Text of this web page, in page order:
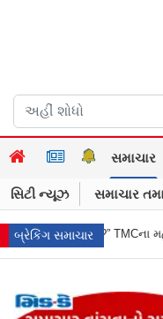
સમાચાર
સિટી ન્યૂઝ સમાચાર
બ્રેકિંગ સમાચાર
મોઇત્રાને સુપ્રીમ કોર્ટનો